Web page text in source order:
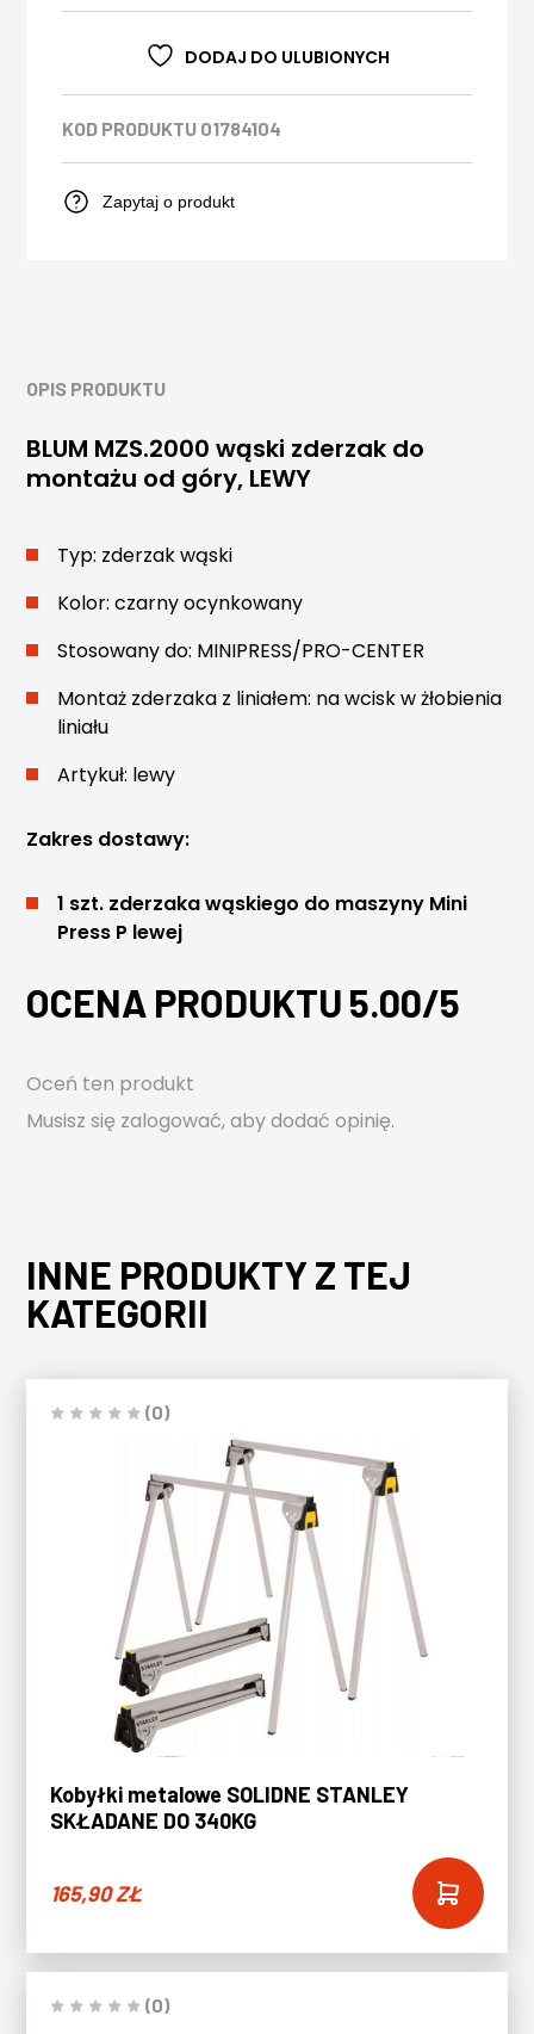
DODAJ DO ULUBIONYCH
KOD PRODUKTU 01784104
Zapytaj o produkt
OPIS PRODUKTU
BLUM MZS.2000 wąski zderzak do
montażu od góry, LEWY
Typ: zderzak wąski
Kolor: czarny ocynkowany
Stosowany do: MINIPRESS/PRO-CENTER
Montaż zderzaka z liniałem: na wcisk w żłobienia
liniału
Artykuł: lewy
Zakres dostawy:
1 szt. zderzaka wąskiego do maszyny Mini
Press P lewej
OCENA PRODUKTU 5.00/5
Oceń ten produkt
Musisz się zalogować, aby dodać opinię.
INNE PRODUKTY Z TEJ
KATEGORII
(0)
Kobyłki metalowe SOLIDNE STANLEY
SKŁADANE DO 340KG
165,90ZŁ
(0)